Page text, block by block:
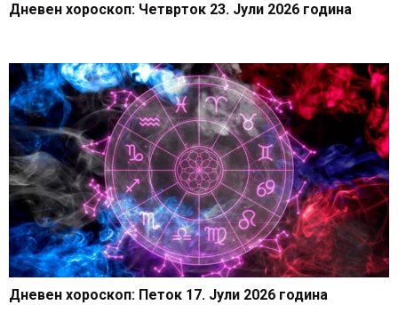
Дневен хороскоп: Четврток 23. Јули 2026 година
Дневен хороскоп: Петок 17. Јули 2026 година